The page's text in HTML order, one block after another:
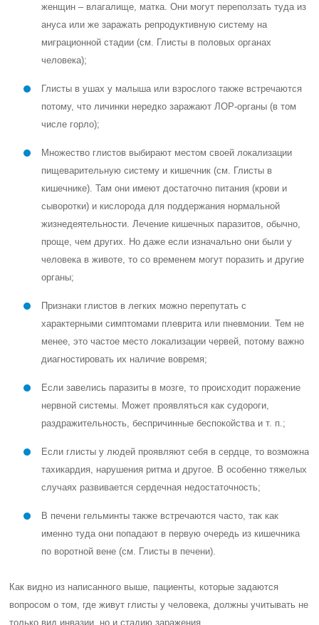
женщин – влагалище, матка. Они могут переползать туда из
ануса или же заражать репродуктивную систему на
миграционной стадии (см. Глисты в половых органах
человека);
Глисты в ушах у малыша или взрослого также встречаются
потому, что личинки нередко заражают ЛОР-органы (в том
числе горло);
Множество глистов выбирают местом своей локализации
пищеварительную систему и кишечник (см. Глисты в
кишечнике). Там они имеют достаточно питания (крови и
сыворотки) и кислорода для поддержания нормальной
жизнедеятельности. Лечение кишечных паразитов, обычно,
проще, чем других. Но даже если изначально они были у
человека в животе, то со временем могут поразить и другие
органы;
Признаки глистов в легких можно перепутать с
характерными симптомами плеврита или пневмонии. Тем не
менее, это частое место локализации червей, потому важно
диагностировать их наличие вовремя;
Если завелись паразиты в мозге, то происходит поражение
нервной системы. Может проявляться как судороги,
раздражительность, беспричинные беспокойства и т. п.;
Если глисты у людей проявляют себя в сердце, то возможна
тахикардия, нарушения ритма и другое. В особенно тяжелых
случаях развивается сердечная недостаточность;
В печени гельминты также встречаются часто, так как
именно туда они попадают в первую очередь из кишечника
по воротной вене (см. Глисты в печени).
Как видно из написанного выше, пациенты, которые задаются
вопросом о том, где живут глисты у человека, должны учитывать не
только вид инвазии, но и стадию заражения.